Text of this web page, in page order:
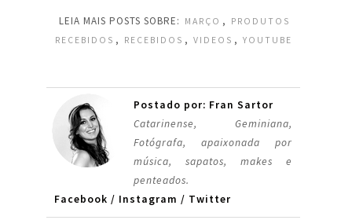
LEIA MAIS POSTS SOBRE: MARÇO ,
PRODUTOS
RECEBIDOS , RECEBIDOS , VIDEOS , YOUTUBE
Postado por: Fran Sartor
Catarinense, Geminiana,
Fotógrafa, apaixonada por
música, sapatos, makes e
penteados.
Facebook / Instagram / Twitter